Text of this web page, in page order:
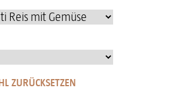
ZURÜCKSETZEN